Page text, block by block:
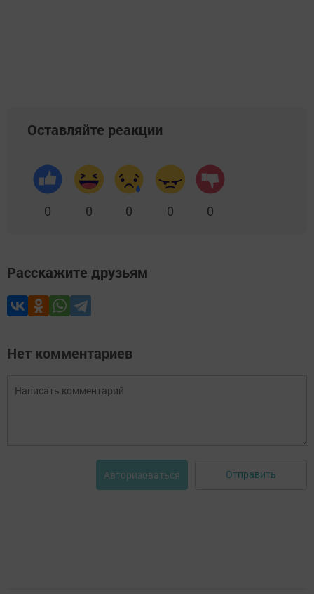
Оставляйте реакции
0 0 0 0 0
Расскажите друзьям
Нет комментариев
Авторизоваться Отправить